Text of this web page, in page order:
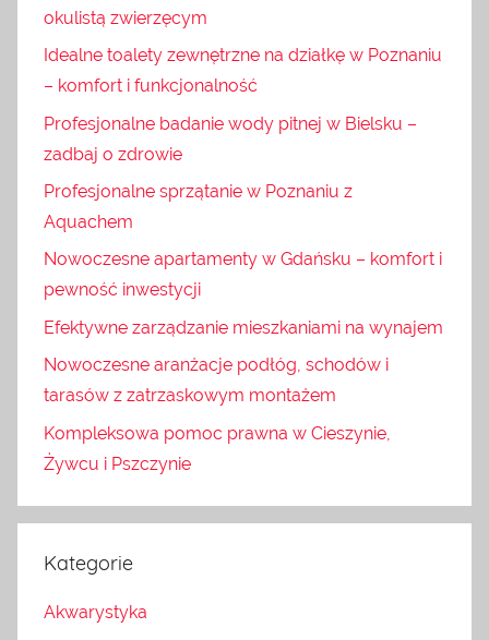
okulistą zwierzęcym
Idealne toalety zewnętrzne na działkę w Poznaniu
– komfort i funkcjonalność
Profesjonalne badanie wody pitnej w Bielsku –
zadbaj o zdrowie
Profesjonalne sprzątanie w Poznaniu z
Aquachem
Nowoczesne apartamenty w Gdańsku – komfort i
pewność inwestycji
Efektywne zarządzanie mieszkaniami na wynajem
Nowoczesne aranżacje podłóg, schodów i
tarasów z zatrzaskowym montażem
Kompleksowa pomoc prawna w Cieszynie,
Żywcu i Pszczynie
Kategorie
Akwarystyka